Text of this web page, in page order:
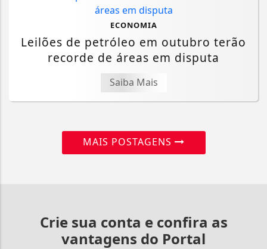
ECONOMIA
Leilões de petróleo em outubro terão
recorde de áreas em disputa
Saiba Mais
MAIS POSTAGENS
Crie sua conta e confira as
vantagens do Portal